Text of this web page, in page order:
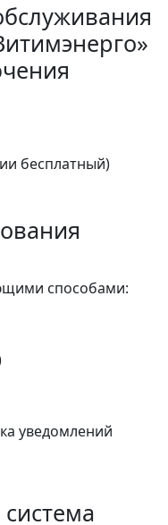
бесплатный)
способами:
уведомлений